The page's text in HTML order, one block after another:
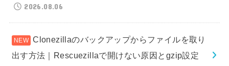
2026.08.06
Clonezillaのバックアップからファイルを取り
出す方法｜Rescuezillaで開けない原因とgzip設定